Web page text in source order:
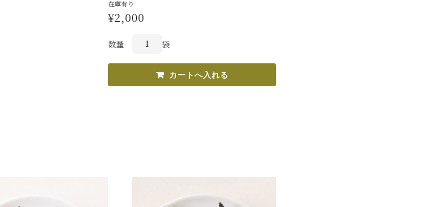
在庫有り
¥2,000
数量 袋